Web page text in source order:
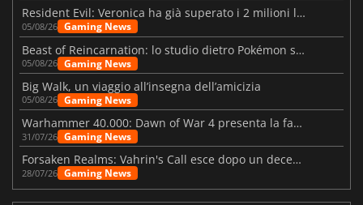
Resident Evil: Veronica ha già superato i 2 milioni liste dei desideri
05/08/26 Gaming News
Beast of Reincarnation: lo studio dietro Pokémon su una nuova strada
05/08/26 Gaming News
Big Walk, un viaggio all’insegna dell’amicizia
05/08/26 Gaming News
Warhammer 40.000: Dawn of War 4 presenta la fazione dei Necron
31/07/26 Gaming News
Forsaken Realms: Vahrin's Call esce dopo un decennio di sviluppo
28/07/26 Gaming News